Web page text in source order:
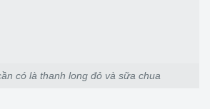
có là thanh long đỏ và sữa chua